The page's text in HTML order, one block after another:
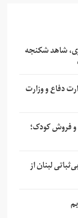
شاهد شکنجه
دفاع و وزارت
فروش کودک؛
لبنان از